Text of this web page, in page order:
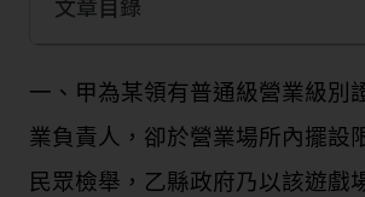
文章目錄
一、甲為某領有普通級營業級別
業負責人，卻於營業場所內擺設
民眾檢舉，乙縣政府乃以該遊戲